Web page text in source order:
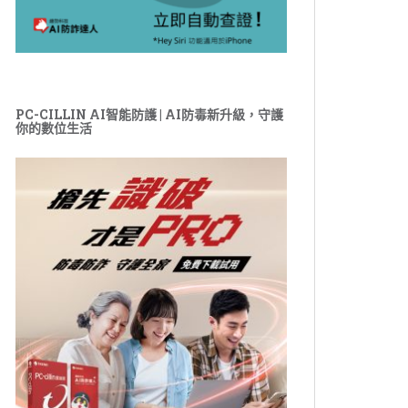
PC-CILLIN AI智能防護 | AI防毒新升級，守護
你的數位生活